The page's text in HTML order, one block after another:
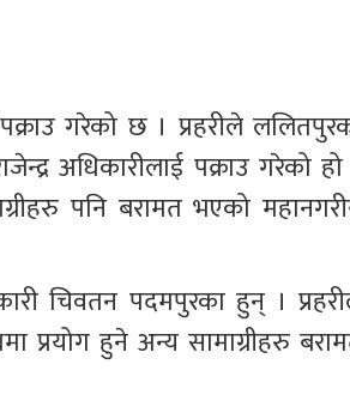
गरेको छ । प्रहरीले
अधिकारीलाई पक्राउ गरेको
पनि बरामत भएको
चिवतन पदमपुरका हुन् ।
प्रयोग हुने अन्य सामाग्रीहरु